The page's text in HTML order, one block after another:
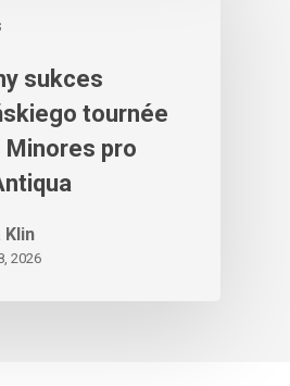
sukces
tournée
Minores pro
Klin
2026